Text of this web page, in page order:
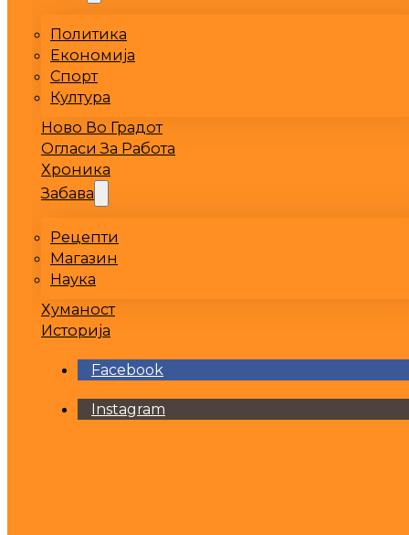
Политика
Економија
Спорт
Култура
Ново Во Градот
Огласи За Работа
Хроника
Забава
Рецепти
Магазин
Наука
Хуманост
Историја
Facebook
Instagram